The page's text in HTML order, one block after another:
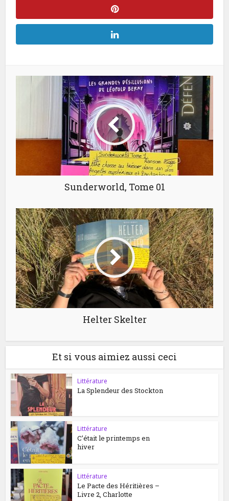
Sunderworld, Tome 01
Helter Skelter
Et si vous aimiez aussi ceci
Littérature
La Splendeur des Stockton
Littérature
C’était le printemps en
hiver
Littérature
Le Pacte des Héritières –
Livre 2, Charlotte